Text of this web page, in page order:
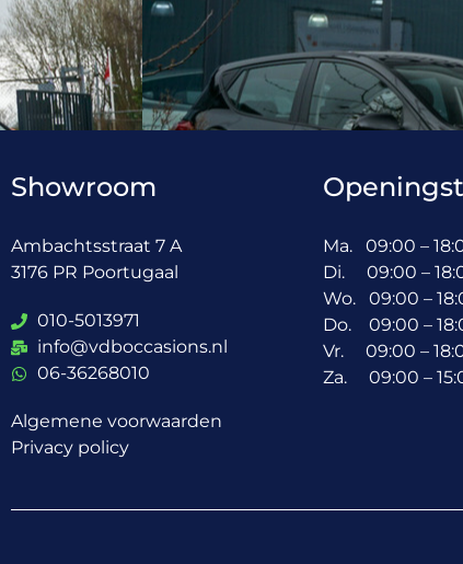
Showroom
Ambachtsstraat 7 A
3176 PR Poortugaal
010-5013971
info@vdboccasions.nl
06-36268010
Algemene voorwaarden
Privacy policy
Ma. 09:00 –
Di. 09:00 –
Wo. 09:00 –
Do. 09:00 –
Vr. 09:00 –
Za. 09:00 –